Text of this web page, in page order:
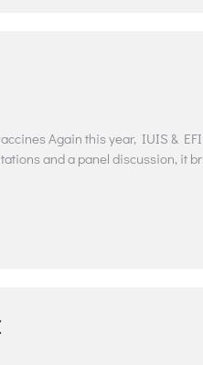
Again this year, IUIS &
and a panel discussion, it